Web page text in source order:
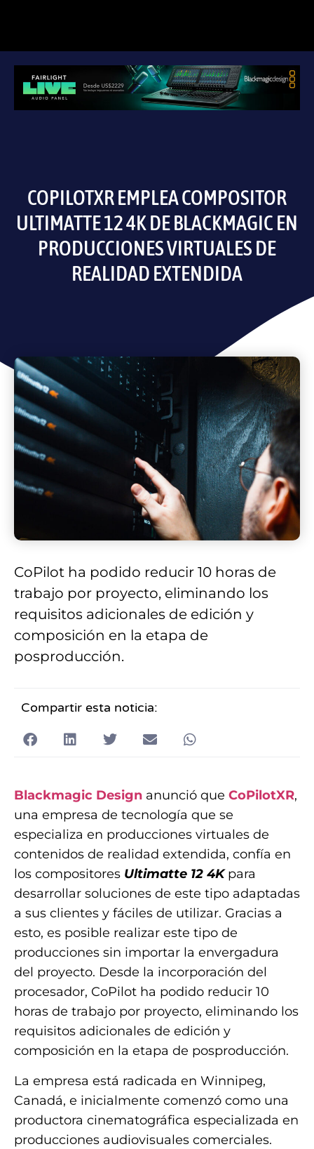
COPILOTXR EMPLEA COMPOSITOR
ULTIMATTE 12 4K DE BLACKMAGIC EN
PRODUCCIONES VIRTUALES DE
REALIDAD EXTENDIDA
CoPilot ha podido reducir 10 horas de
trabajo por proyecto, eliminando los
requisitos adicionales de edición y
composición en la etapa de
posproducción.
Compartir esta noticia:
Blackmagic Design anunció que CoPilotXR,
una empresa de tecnología que se
especializa en producciones virtuales de
contenidos de realidad extendida, confía en
los compositores Ultimatte 12 4Kpara
desarrollar soluciones de este tipo adaptadas
a sus clientes y fáciles de utilizar. Gracias a
esto, es posible realizar este tipo de
producciones sin importar la envergadura
del proyecto. Desde la incorporación del
procesador, CoPilot ha podido reducir 10
horas de trabajo por proyecto, eliminando los
requisitos adicionales de edición y
composición en la etapa de posproducción.
La empresa está radicada en Winnipeg,
Canadá, e inicialmente comenzó como una
productora cinematográfica especializada en
producciones audiovisuales comerciales.